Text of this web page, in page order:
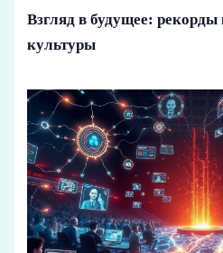
Взгляд в будущее: рекорды
культуры